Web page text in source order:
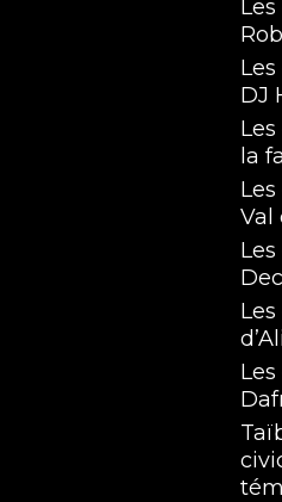
DJ
la
Val